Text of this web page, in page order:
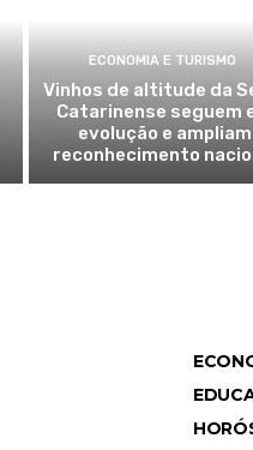
ECONOMIA E TURISMO
Vinhos de altitude da
Catarinense seguem
evolução e ampliam
reconhecimento